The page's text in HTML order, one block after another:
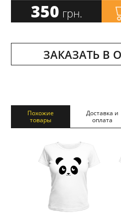
350 грн.
ЗАКАЗАТЬ В
Похожие
товары
Доставка и
оплата